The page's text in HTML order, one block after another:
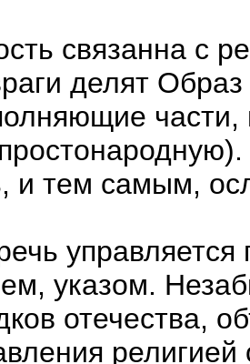
связанна с
делят
и тем самым,
указом.
отечества,